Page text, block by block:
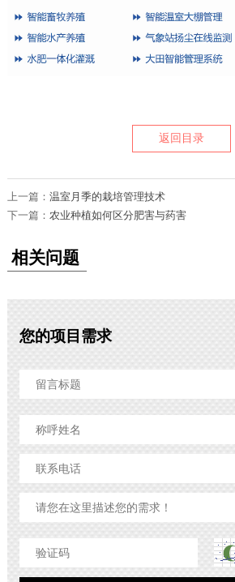
返回目录
上一篇： 温室月季的栽培管理技术
下一篇： 农业种植如何区分肥害与药害
相关问题
您的项目需求